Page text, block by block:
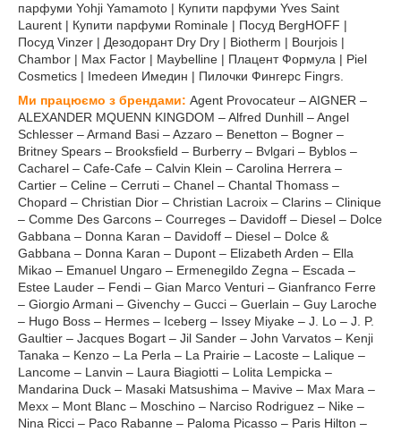
парфуми Yohji Yamamoto | Купити парфуми Yves Saint
Laurent | Купити парфуми Rominale | Посуд BergHOFF |
Посуд Vinzer | Дезодорант Dry Dry | Biotherm | Bourjois |
Chambor | Max Factor | Maybelline | Плацент Формула | Piel
Cosmetics | Imedeen Имедин | Пилочки Фингерс Fingrs.
Ми працюємо з брендами: Agent Provocateur – AIGNER –
ALEXANDER MQUENN KINGDOM – Alfred Dunhill – Angel
Schlesser – Armand Basi – Azzaro – Benetton – Bogner –
Britney Spears – Brooksfield – Burberry – Bvlgari – Byblos –
Cacharel – Cafe-Cafe – Calvin Klein – Carolina Herrera –
Cartier – Celine – Cerruti – Chanel – Chantal Thomass –
Chopard – Christian Dior – Christian Lacroix – Clarins – Clinique
– Comme Des Garcons – Courreges – Davidoff – Diesel – Dolce
Gabbana – Donna Karan – Davidoff – Diesel – Dolce &
Gabbana – Donna Karan – Dupont – Elizabeth Arden – Ella
Mikao – Emanuel Ungaro – Ermenegildo Zegna – Escada –
Estee Lauder – Fendi – Gian Marco Venturi – Gianfranco Ferre
– Giorgio Armani – Givenchy – Gucci – Guerlain – Guy Laroche
– Hugo Boss – Hermes – Iceberg – Issey Miyake – J. Lo – J. P.
Gaultier – Jacques Bogart – Jil Sander – John Varvatos – Kenji
Tanaka – Kenzo – La Perla – La Prairie – Lacoste – Lalique –
Lancome – Lanvin – Laura Biagiotti – Lolita Lempicka –
Mandarina Duck – Masaki Matsushima – Mavive – Max Mara –
Mexx – Mont Blanc – Moschino – Narciso Rodriguez – Nike –
Nina Ricci – Paco Rabanne – Paloma Picasso – Paris Hilton –